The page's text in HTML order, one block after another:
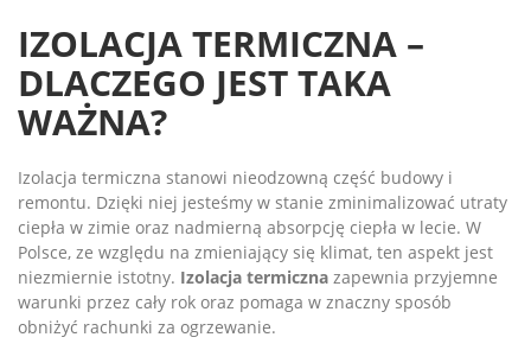
IZOLACJA TERMICZNA –
DLACZEGO JEST TAKA
WAŻNA?
Izolacja termiczna stanowi nieodzowną część budowy i
remontu. Dzięki niej jesteśmy w stanie zminimalizować utraty
ciepła w zimie oraz nadmierną absorpcję ciepła w lecie. W
Polsce, ze względu na zmieniający się klimat, ten aspekt jest
niezmiernie istotny. Izolacja termiczna zapewnia przyjemne
warunki przez cały rok oraz pomaga w znaczny sposób
obniżyć rachunki za ogrzewanie.